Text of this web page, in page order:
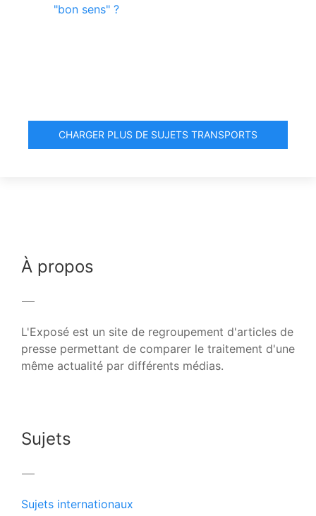
"bon sens" ?
CHARGER PLUS DE SUJETS TRANSPORTS
À propos
L'Exposé est un site de regroupement d'articles de
presse permettant de comparer le traitement d'une
même actualité par différents médias.
Sujets
Sujets internationaux